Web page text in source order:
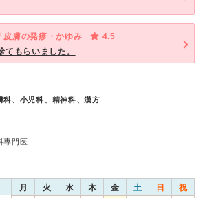
皮膚の発疹・かゆみ
4.5
もらいました。
科、小児科、精神科、漢方
専門医
月 火 水 木 金 土 日 祝